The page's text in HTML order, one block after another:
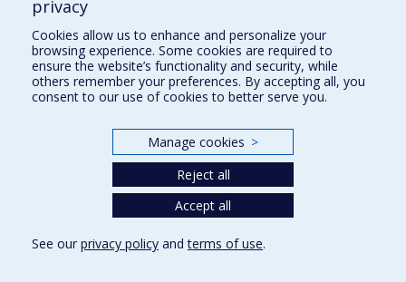
Find us
Site map
Accessibility
privacy
Cookies allow us to enhance and personalize your
browsing experience. Some cookies are required to
ensure the website’s functionality and security, while
others remember your preferences. By accepting all, you
consent to our use of cookies to better serve you.
Manage cookies >
Reject all
Accept all
See our privacy policy andterms of use.